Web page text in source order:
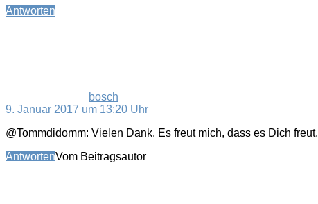
Antworten
bosch
9. Januar 2017 um 13:20 Uhr
@Tommdidomm: Vielen Dank. Es freut mich, dass es Dich freut.
AntwortenVom Beitragsautor